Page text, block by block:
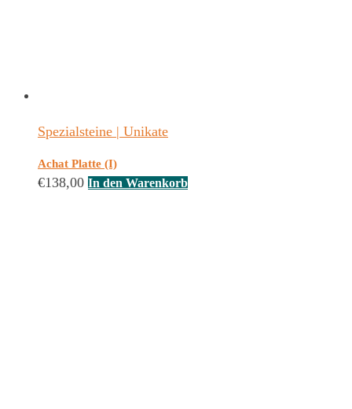
Spezialsteine | Unikate
Achat Platte (I)
€138,00 In den Warenkorb